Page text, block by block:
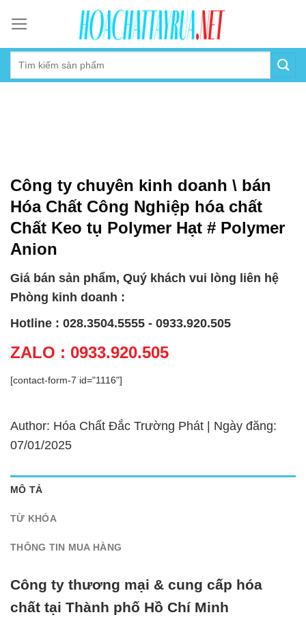
content
Công ty chuyên kinh doanh \ bán
Hóa Chất Công Nghiệp hóa chất
Chất Keo tụ Polymer Hạt # Polymer
Anion
Giá bán sản phẩm, Quý khách vui lòng liên hệ
Phòng kinh doanh :
Hotline : 028.3504.5555 - 0933.920.505
ZALO : 0933.920.505
[contact-form-7 id="1116"]
Author: Hóa Chất Đắc Trường Phát | Ngày đăng:
07/01/2025
MÔ TẢ
TỪ KHÓA
THÔNG TIN MUA HÀNG
Công ty thương mại & cung cấp hóa
chất tại Thành phố Hồ Chí Minh